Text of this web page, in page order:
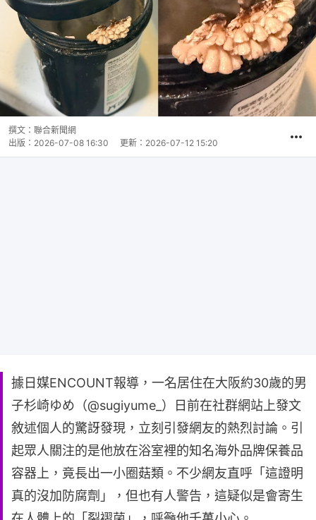
撰文： 聯合新聞網
出版： 2026-07-08 16:30 更新： 2026-07-12 15:20
據日媒ENCOUNT報導，一名居住在大阪約30歲的男
子杉崎ゆめ（@sugiyume_）日前在社群網站上發文
敘述個人的驚訝發現，立刻引發網友的熱烈討論。引
起眾人關注的是他放在浴室裡的知名海外品牌保養品
容器上，竟長出一小圈菇類。不少網友直呼「這證明
真的沒加防腐劑」，但也有人警告，這疑似是會寄生